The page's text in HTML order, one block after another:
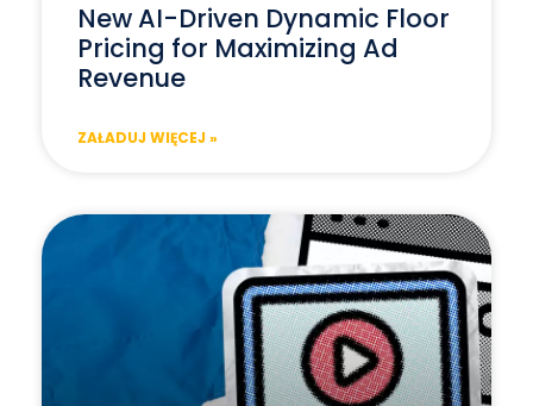
New AI-Driven Dynamic Floor
Pricing for Maximizing Ad
Revenue
ZAŁADUJ WIĘCEJ »